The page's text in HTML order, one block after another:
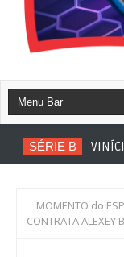
SÉRIE B
MOMENTO do
CONTRATA ALEXEY